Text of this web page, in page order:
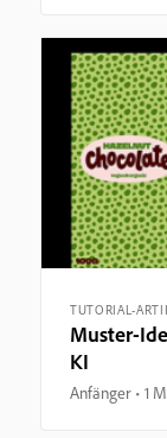
TUTORIAL-
Muster-
KI
Anfänger 1